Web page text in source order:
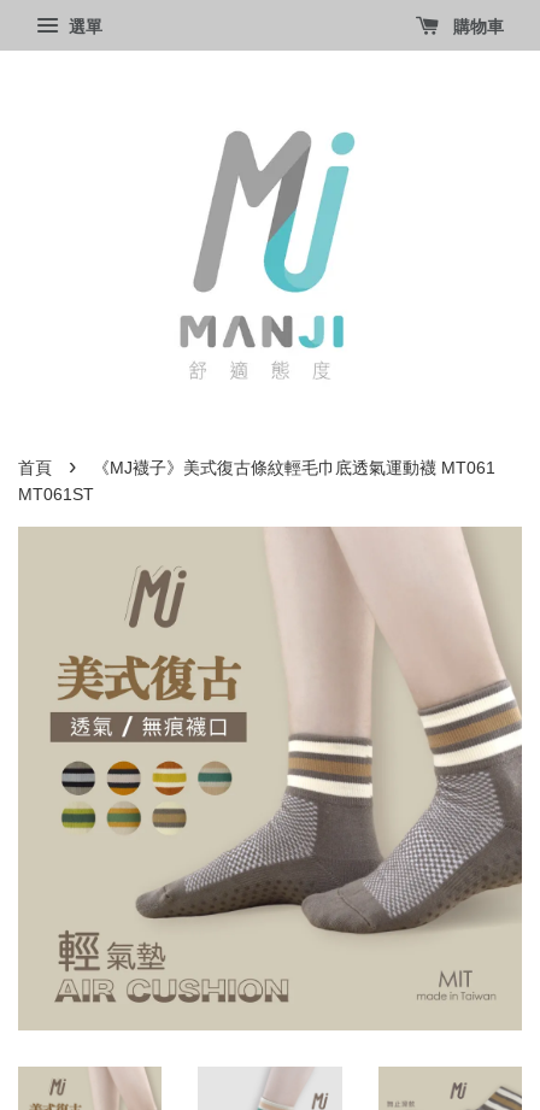
選單 購物車
首頁 ›
《MJ襪子》美式復古條紋輕毛巾底透氣運動襪 MT061
MT061ST